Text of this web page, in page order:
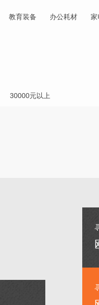
教育装备 办公耗材 家
30000元以上